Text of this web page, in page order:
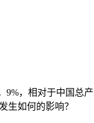
，相对于中国总产
生如何的影响？